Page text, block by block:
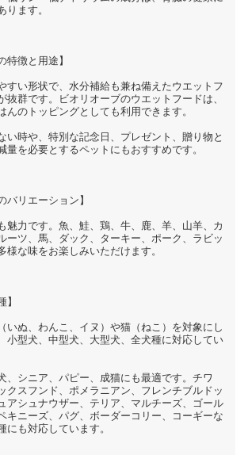
ります。
特徴と用途】
すい形状で、水分補給も兼ね備えたウエットフ
抜群です。ビオリオーブのウエットフードは、
んのトッピングとしても利用できます。
い時や、特別な記念日、プレゼント、贈り物と
量を必要とするペットにもおすすめです。
バリエーション】
魅力です。魚、鮭、鶏、牛、鹿、羊、山羊、カ
ーツ、馬、ダック、ターキー、ポーク、ラビッ
様な味をお楽しみいただけます。
】
いぬ、わんこ、イヌ）や猫（ねこ）を対象にし
小型犬、中型犬、大型犬、全犬種に対応してい
、シニア、パピー、成猫にも最適です。チワ
クスフンド、ポメラニアン、フレンチブルドッ
アシュナウザー、テリア、マルチーズ、ゴール
キニーズ、パグ、ボーダーコリー、コーギーな
にも対応しています。